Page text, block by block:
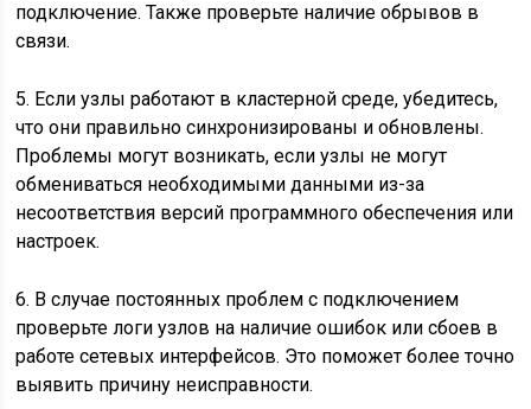
подключение. Также проверьте наличие обрывов в
связи.
5. Если узлы работают в кластерной среде, убедитесь,
что они правильно синхронизированы и обновлены.
Проблемы могут возникать, если узлы не могут
обмениваться необходимыми данными из-за
несоответствия версий программного обеспечения или
настроек.
6. В случае постоянных проблем с подключением
проверьте логи узлов на наличие ошибок или сбоев в
работе сетевых интерфейсов. Это поможет более точно
выявить причину неисправности.